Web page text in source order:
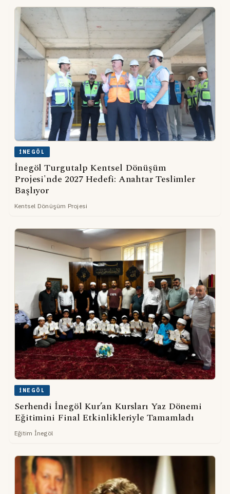
İNEGÖL
İnegöl Turgutalp Kentsel Dönüşüm
Projesi'nde 2027 Hedefi: Anahtar Teslimler
Başlıyor
Kentsel Dönüşüm Projesi
İNEGÖL
Serhendi İnegöl Kur’an Kursları Yaz Dönemi
Eğitimini Final Etkinlikleriyle Tamamladı
Eğitim İnegöl